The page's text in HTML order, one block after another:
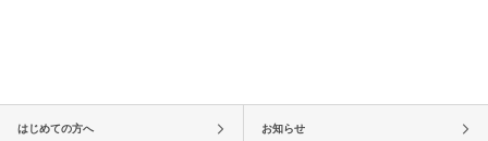
はじめての方へ お知らせ